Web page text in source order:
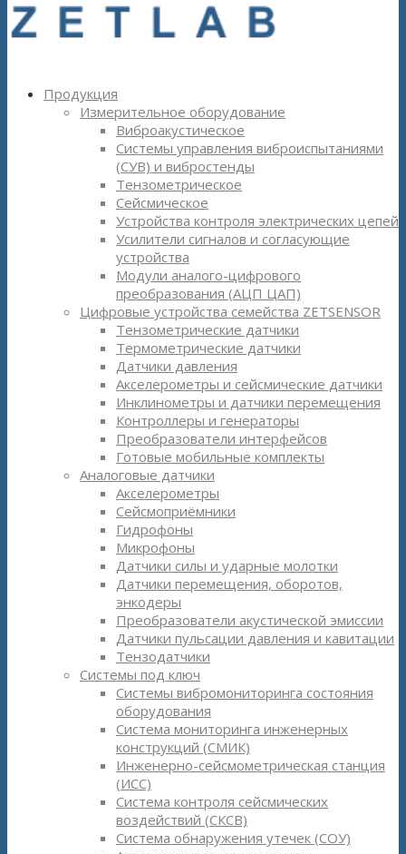
Продукция
Измерительное оборудование
Виброакустическое
Системы управления виброиспытаниями
(СУВ) и вибростенды
Тензометрическое
Сейсмическое
Устройства контроля электрических цепей
Усилители сигналов и согласующие
устройства
Модули аналого-цифрового
преобразования (АЦП ЦАП)
Цифровые устройства семейства ZETSENSOR
Тензометрические датчики
Термометрические датчики
Датчики давления
Акселерометры и сейсмические датчики
Инклинометры и датчики перемещения
Контроллеры и генераторы
Преобразователи интерфейсов
Готовые мобильные комплекты
Аналоговые датчики
Акселерометры
Сейсмоприёмники
Гидрофоны
Микрофоны
Датчики силы и ударные молотки
Датчики перемещения, оборотов,
энкодеры
Преобразователи акустической эмиссии
Датчики пульсации давления и кавитации
Тензодатчики
Системы под ключ
Системы вибромониторинга состояния
оборудования
Система мониторинга инженерных
конструкций (СМИК)
Инженерно-сейсмометрическая станция
(ИСС)
Система контроля сейсмических
воздействий (СКСВ)
Система обнаружения утечек (СОУ)